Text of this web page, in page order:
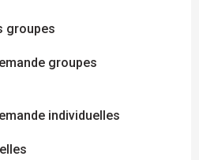
groupes
groupes
individuelles